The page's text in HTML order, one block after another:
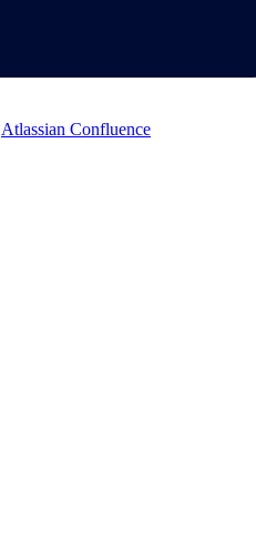
Atlassian Confluence